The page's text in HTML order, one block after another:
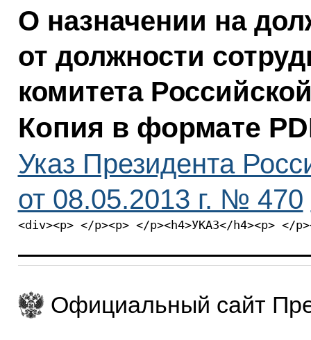
О назначении на
от должности
комитета
Копия в формате
Указ Президента
от 08.05.2013 г. № 470
<div><p> </p><p> </p><h4>УКАЗ</h4><p> </
Официальный сайт